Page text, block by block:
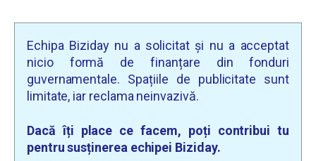
Echipa Biziday nu a solicitat și nu a acceptat
nicio formă de finanțare din fonduri
guvernamentale. Spațiile de publicitate sunt
limitate, iar reclama neinvazivă.
Dacă îți place ce facem, poți contribui tu
pentru susținerea echipei Biziday.